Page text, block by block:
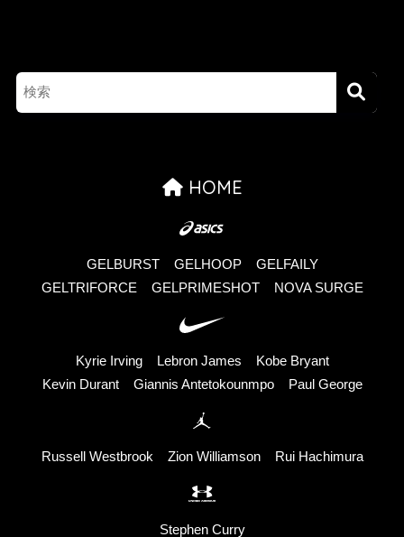
HOME
GELBURST GELHOOP
GELFAILY
GELTRIFORCE
GELPRIMESHOT NOVA SURGE
Kyrie Irving Lebron James
Kobe Bryant
Kevin Durant
Giannis Antetokounmpo Paul George
Russell Westbrook Zion Williamson Rui Hachimura
Stephen Curry